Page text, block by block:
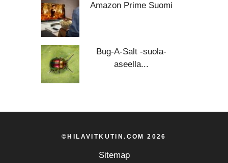
Amazon Prime Suomi
Bug-A-Salt -suola-
aseella...
©HILAVITKUTIN.COM 2026
Sitemap